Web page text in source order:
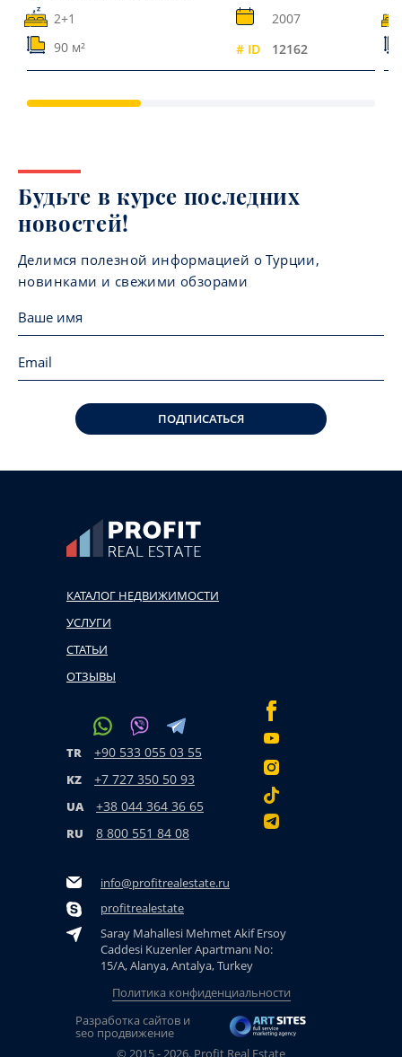
2+1
2007
90 м²
# ID 12162
Будьте в курсе последних
новостей!
Делимся полезной информацией о Турции,
новинками и свежими обзорами
ПОДПИСАТЬСЯ
КАТАЛОГ НЕДВИЖИМОСТИ
УСЛУГИ
СТАТЬИ
ОТЗЫВЫ
TR +90 533 055 03 55
KZ +7 727 350 50 93
UA +38 044 364 36 65
RU 8 800 551 84 08
info@profitrealestate.ru
profitrealestate
Saray Mahallesi Mehmet Akif Ersoy
Caddesi Kuzenler Apartmanı No:
15/A, Alanya, Antalya, Turkey
© 2015 - 2026. Profit Real Estate
Политика конфиденциальности
Разработка сайтов и
seo продвижение